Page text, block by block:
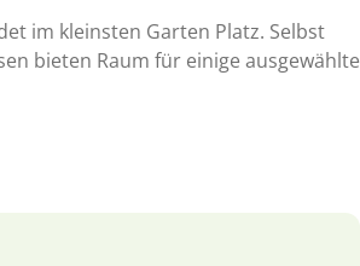
im kleinsten Garten Platz. Selbst
bieten Raum für einige ausgewählte